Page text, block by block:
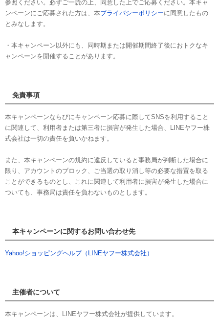
参照ください。必ずご一読の上、同意した上でご応募ください。本キャ
ンペーンにご応募された方は、本プライバシーポリシーに同意したもの
とみなします。
・本キャンペーン以外にも、同時期または開催期間終了後におトクなキ
ャンペーンを開催することがあります。
免責事項
本キャンペーンならびにキャンペーン応募に際してSNSを利用すること
に関連して、利用者または第三者に損害が発生した場合、LINEヤフー株
式会社は一切の責任を負いかねます。
また、本キャンペーンの規約に違反していると事務局が判断した場合に
限り、アカウントのブロック、ご当選の取り消し等の必要な措置を取る
ことができるものとし、これに関連して利用者に損害が発生した場合に
ついても、事務局は責任を負わないものとします。
本キャンペーンに関するお問い合わせ先
Yahoo!ショッピングヘルプ（LINEヤフー株式会社）
主催者について
本キャンペーンは、LINEヤフー株式会社が提供しています。